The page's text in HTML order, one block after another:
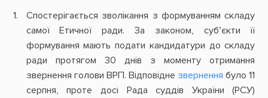
Спостерігається зволікання з формуванням складу
самої Етичної ради. За законом, суб’єкти її
формування мають подати кандидатури до складу
ради протягом 30 днів з моменту отримання
звернення голови ВРП. Відповідне звернення було 11
серпня, проте досі Рада суддів України (РСУ)